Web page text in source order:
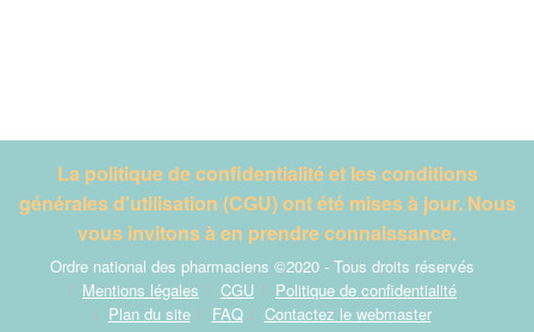
La politique de confidentialité et les conditions
générales d'utilisation (CGU) ont été mises à jour. Nous
vous invitons à en prendre connaissance.
Ordre national des pharmaciens ©2020 - Tous droits réservés
Mentions légales
CGU
Politique de confidentialité
Plan du site
FAQ Contactez le webmaster